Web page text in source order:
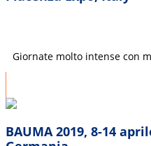
Giornate molto intense con
BAUMA 2019, 8-14